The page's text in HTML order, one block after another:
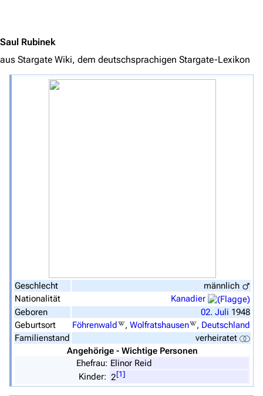
Zufälliger Artikel
Datei hochladen
Filme und Serien
Überblick
Stargate SG-1
Saul Rubinek
aus Stargate Wiki, dem deutschsprachigen Stargate-Lexikon
Geschlecht
männlich
Nationalität
Kanadier
Geboren
02. Juli 1948
Geburtsort
Föhrenwald , Wolfratshausen , Deutschland
Familienstand
verheiratet
Angehörige - Wichtige Personen
Ehefrau: Elinor Reid
Kinder: 2[1]